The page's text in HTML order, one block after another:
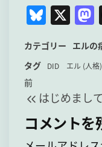
Bl
u
e
s
k
y
X
d
o
カテゴリー エルの
タグ
DID エル (人格)
投
稿
ナ
過
去
の
投
前
はじめまし
コメントを